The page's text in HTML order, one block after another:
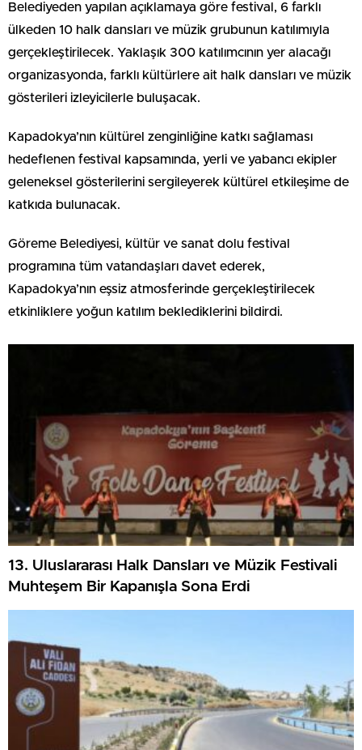
Belediyeden yapılan açıklamaya göre festival, 6 farklı
ülkeden 10 halk dansları ve müzik grubunun katılımıyla
gerçekleştirilecek. Yaklaşık 300 katılımcının yer alacağı
organizasyonda, farklı kültürlere ait halk dansları ve müzik
gösterileri izleyicilerle buluşacak.
Kapadokya’nın kültürel zenginliğine katkı sağlaması
hedeflenen festival kapsamında, yerli ve yabancı ekipler
geleneksel gösterilerini sergileyerek kültürel etkileşime de
katkıda bulunacak.
Göreme Belediyesi, kültür ve sanat dolu festival
programına tüm vatandaşları davet ederek,
Kapadokya’nın eşsiz atmosferinde gerçekleştirilecek
etkinliklere yoğun katılım beklediklerini bildirdi.
13. Uluslararası Halk Dansları ve Müzik Festivali
Muhteşem Bir Kapanışla Sona Erdi